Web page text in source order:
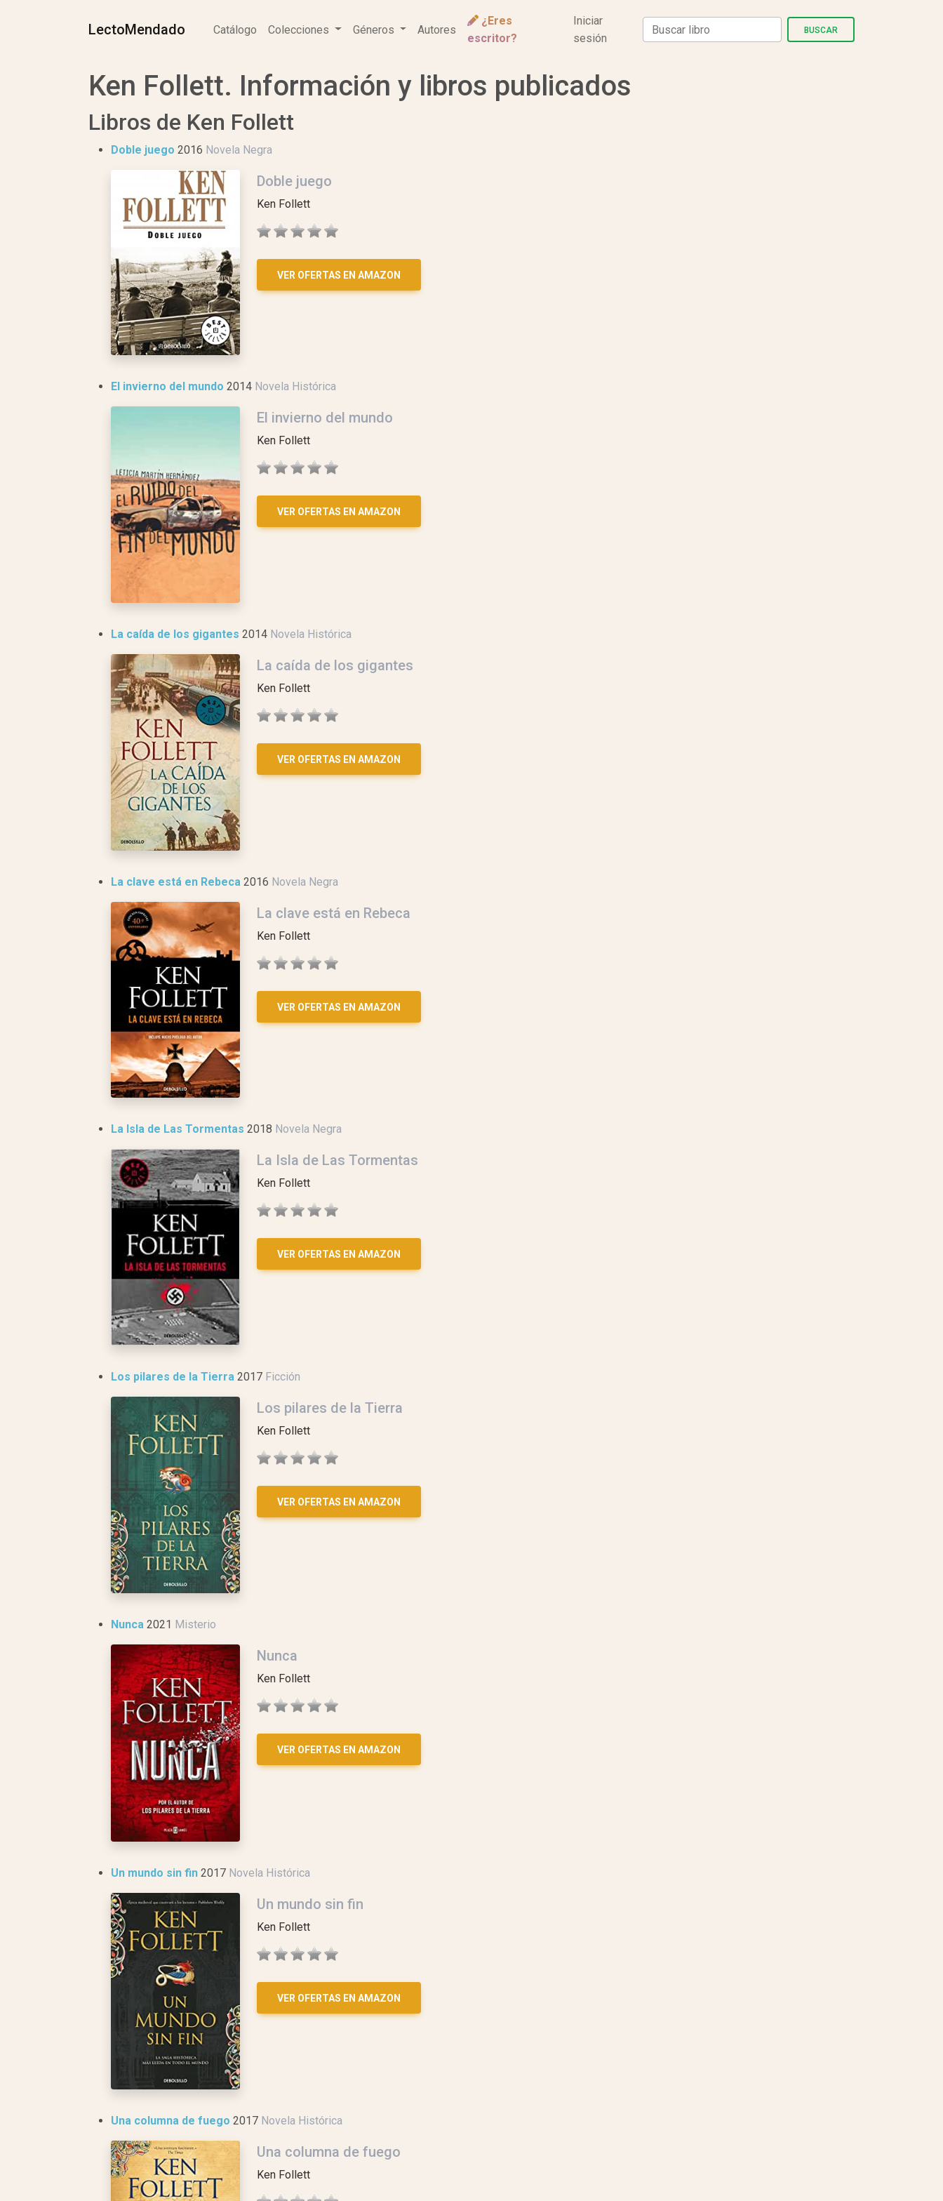
LectoMendado Catálogo Colecciones Géneros Autores
¿Eres
escritor?
Iniciar
sesión
BUSCAR
Ken Follett. Información y libros publicados
Libros de Ken Follett
Doble juego 2016 Novela Negra
Doble juego
Ken Follett
VER OFERTAS EN AMAZON
El invierno del mundo 2014 Novela Histórica
El invierno del mundo
Ken Follett
VER OFERTAS EN AMAZON
La caída de los gigantes 2014 Novela Histórica
La caída de los gigantes
Ken Follett
VER OFERTAS EN AMAZON
La clave está en Rebeca 2016 Novela Negra
La clave está en Rebeca
Ken Follett
VER OFERTAS EN AMAZON
La Isla de Las Tormentas 2018 Novela Negra
La Isla de Las Tormentas
Ken Follett
VER OFERTAS EN AMAZON
Los pilares de la Tierra 2017 Ficción
Los pilares de la Tierra
Ken Follett
VER OFERTAS EN AMAZON
Nunca 2021 Misterio
Nunca
Ken Follett
VER OFERTAS EN AMAZON
Un mundo sin fin 2017 Novela Histórica
Un mundo sin fin
Ken Follett
VER OFERTAS EN AMAZON
Una columna de fuego 2017 Novela Histórica
Una columna de fuego
Ken Follett